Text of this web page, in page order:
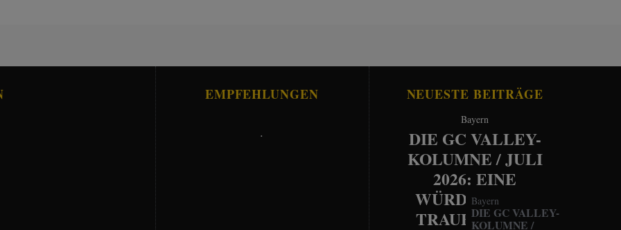
EMPFEHLUNGEN
.
NEUESTE BEITRÄGE
Bayern
DIE GC VALLEY-
KOLUMNE / JULI
2026: EINE
WÜRDEVOLLE
TRAUERFEIER
Bayern
DIE GC VALLEY-
KOLUMNE /